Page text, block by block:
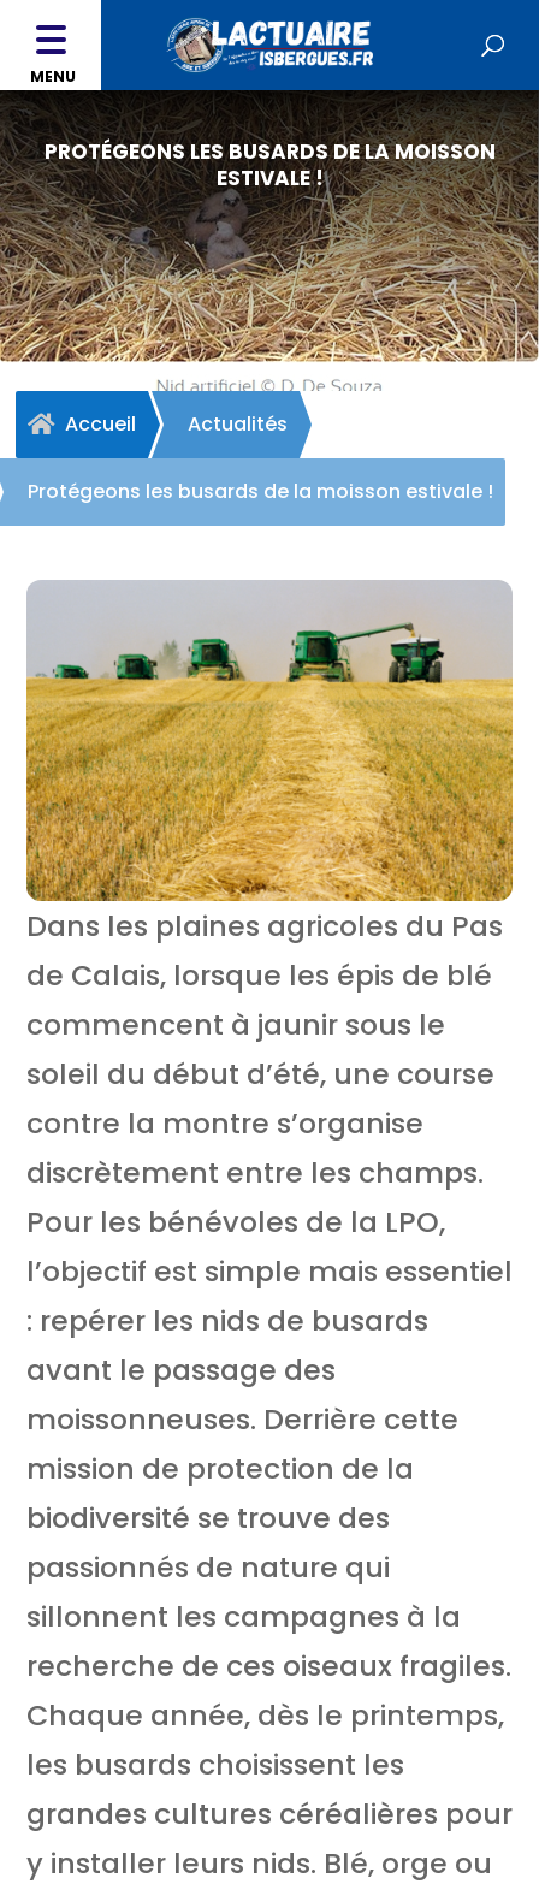
MENU
PROTÉGEONS LES BUSARDS DE LA MOISSON
ESTIVALE !
 Accueil Actualités
Protégeons les busards de la moisson estivale !
Dans les plaines agricoles du Pas
de Calais, lorsque les épis de blé
commencent à jaunir sous le
soleil du début d’été, une course
contre la montre s’organise
discrètement entre les champs.
Pour les bénévoles de la LPO,
l’objectif est simple mais essentiel
: repérer les nids de busards
avant le passage des
moissonneuses. Derrière cette
mission de protection de la
biodiversité se trouve des
passionnés de nature qui
sillonnent les campagnes à la
recherche de ces oiseaux fragiles.
Chaque année, dès le printemps,
les busards choisissent les
grandes cultures céréalières pour
y installer leurs nids. Blé, orge ou